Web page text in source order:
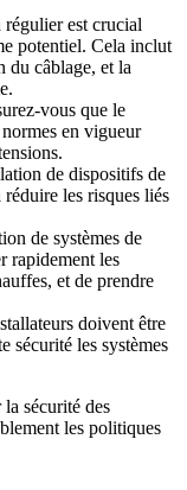
est crucial
potentiel. Cela inclut
du câblage, et la
vous que le
en vigueur
de dispositifs de
les risques liés
de systèmes de
rapidement les
et de prendre
doivent être
sécurité les systèmes
sécurité des
les politiques